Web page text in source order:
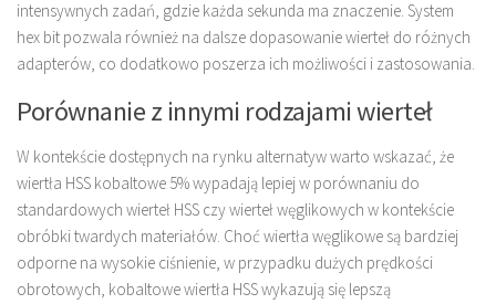
intensywnych zadań, gdzie każda sekunda ma znaczenie. System
hex bit pozwala również na dalsze dopasowanie wierteł do różnych
adapterów, co dodatkowo poszerza ich możliwości i zastosowania.
Porównanie z innymi rodzajami wierteł
W kontekście dostępnych na rynku alternatyw warto wskazać, że
wiertła HSS kobaltowe 5% wypadają lepiej w porównaniu do
standardowych wierteł HSS czy wierteł węglikowych w kontekście
obróbki twardych materiałów. Choć wiertła węglikowe są bardziej
odporne na wysokie ciśnienie, w przypadku dużych prędkości
obrotowych, kobaltowe wiertła HSS wykazują się lepszą